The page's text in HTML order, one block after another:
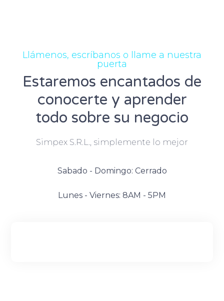
Llámenos, escríbanos o llame a nuestra
puerta
Estaremos encantados de
conocerte y aprender
todo sobre su negocio
Simpex S.R.L., simplemente lo mejor
Sabado - Domingo: Cerrado
Lunes - Viernes: 8AM - 5PM